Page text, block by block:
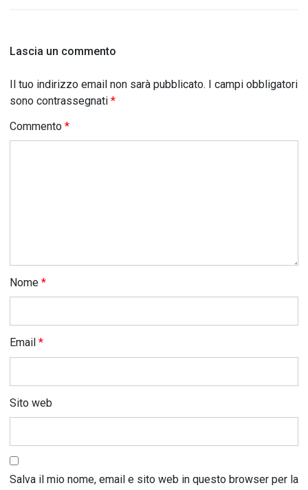
Lascia un commento
Il tuo indirizzo email non sarà pubblicato. I campi obbligatori
sono contrassegnati *
Commento *
Nome *
Email *
Sito web
Salva il mio nome, email e sito web in questo browser per la